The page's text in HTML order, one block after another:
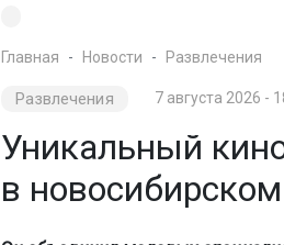
Главная Новости Развлечения
Развлечения 7 августа 2026 -
Уникальный
в